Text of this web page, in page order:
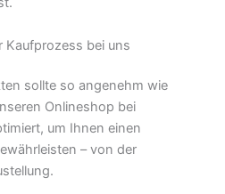
Kaufprozess bei uns
sollte so angenehm wie
Onlineshop bei
um Ihnen einen
– von der